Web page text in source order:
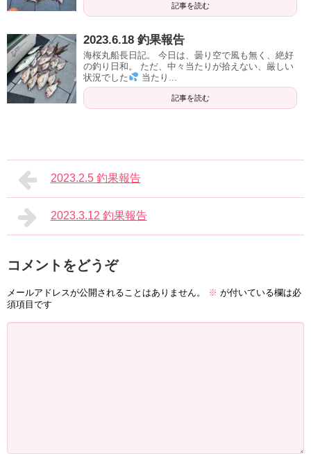
記事を読む
2023.6.18 釣果報告
海桜丸船長日記。 今日は、曇り空で風も無く、絶好
の釣り日和。 ただ、中々当たりが拾えない、厳しい
状況でした
当たり...
記事を読む
2023.2.5 釣果報告
2023.3.12 釣果報告
コメントをどうぞ
メールアドレスが公開されることはありません。 ※ が付いている欄は必
須項目です